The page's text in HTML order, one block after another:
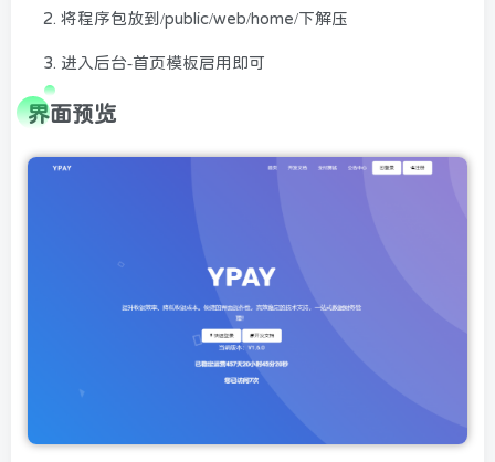
将程序包放到/public/web/home/下解压
进入后台-首页模板启用即可
界面预览